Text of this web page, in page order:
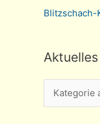
Blitzschach-
Aktuelles
k